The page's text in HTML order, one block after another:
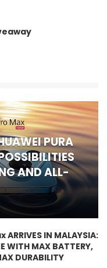
PURA
AND ALL-
ARRIVES IN MALAYSIA:
WITH MAX BATTERY,
DURABILITY